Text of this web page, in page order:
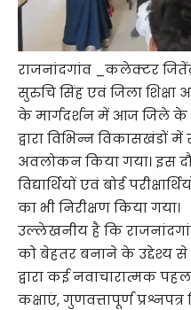
राजनांदगांव _कलेक्टर
सुरुचि सिंह एवं जिला शिक्षा
के मार्गदर्शन में आज जिले के
द्वारा विभिन्न विकासखंडों में
अवलोकन किया गया। इस
विद्यार्थियों एवं बोर्ड
का भी निरीक्षण किया गया।
उल्लेखनीय है कि राजनांदगांव
को बेहतर बनाने के उद्देश्य से
द्वारा कई नवाचारात्मक
कक्षाएं, गुणवत्तापूर्ण